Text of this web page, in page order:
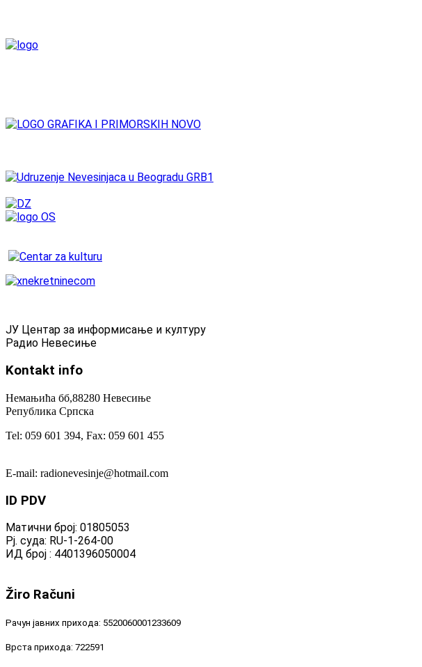
ЈУ Центар за информисање и културу
Радио Невесиње
Kontakt info
Немањића бб,88280 Невесиње
Република Српска
Tel: 059 601 394, Fax: 059 601 455
E-mail: radionevesinje@hotmail.com
ID PDV
Матични број: 01805053
Рј. суда: RU-1-264-00
ИД број : 4401396050004
Žiro Računi
Рачун јавних прихода: 5520060001233609
Врста прихода: 722591